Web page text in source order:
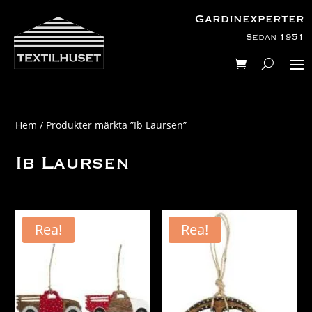
Gardinexperter
Sedan 1951
Hem / Produkter märkta ”Ib Laursen”
Ib Laursen
Rea! Rea!